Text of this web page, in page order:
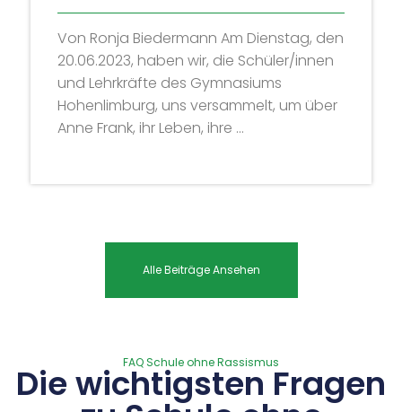
Von Ronja Biedermann Am Dienstag, den
20.06.2023, haben wir, die Schüler/innen
und Lehrkräfte des Gymnasiums
Hohenlimburg, uns versammelt, um über
Anne Frank, ihr Leben, ihre ...
Alle Beiträge Ansehen
FAQ Schule ohne Rassismus
Die wichtigsten Fragen